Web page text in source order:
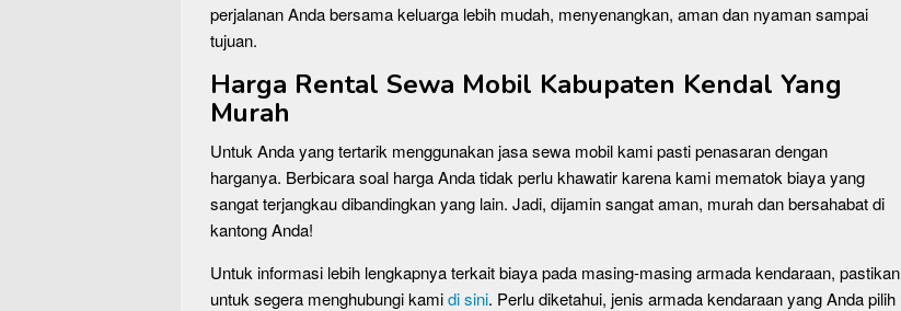
perjalanan Anda bersama keluarga lebih mudah, menyenangkan, aman dan nyaman sampai
tujuan.
Harga Rental Sewa Mobil Kabupaten Kendal Yang
Murah
Untuk Anda yang tertarik menggunakan jasa sewa mobil kami pasti penasaran dengan
harganya. Berbicara soal harga Anda tidak perlu khawatir karena kami mematok biaya yang
sangat terjangkau dibandingkan yang lain. Jadi, dijamin sangat aman, murah dan bersahabat di
kantong Anda!
Untuk informasi lebih lengkapnya terkait biaya pada masing-masing armada kendaraan, pastikan
untuk segera menghubungi kamidi sini. Perlu diketahui, jenis armada kendaraan yang Anda pilih